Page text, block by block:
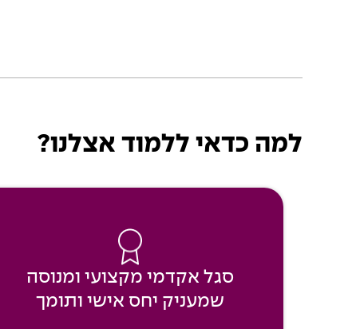
למה כדאי ללמוד אצלנו?
סגל אקדמי מקצועי ומנוסה
שמעניק יחס אישי ותומך